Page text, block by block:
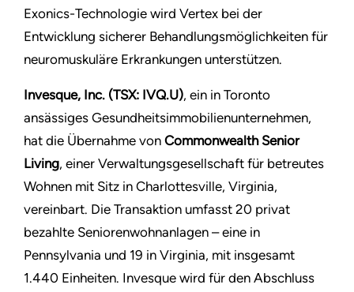
Exonics-Technologie wird Vertex bei der
Entwicklung sicherer Behandlungsmöglichkeiten für
neuromuskuläre Erkrankungen unterstützen.
Invesque, Inc. (TSX: IVQ.U), ein in Toronto
ansässiges Gesundheitsimmobilienunternehmen,
hat die Übernahme von Commonwealth Senior
Living, einer Verwaltungsgesellschaft für betreutes
Wohnen mit Sitz in Charlottesville, Virginia,
vereinbart. Die Transaktion umfasst 20 privat
bezahlte Seniorenwohnanlagen – eine in
Pennsylvania und 19 in Virginia, mit insgesamt
1.440 Einheiten. Invesque wird für den Abschluss